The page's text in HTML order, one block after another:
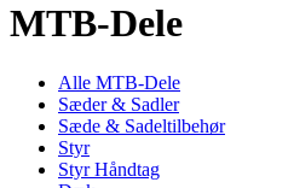
MTB-Dele
Alle MTB-Dele
Sæder & Sadler
Sæde & Sadeltilbehør
Styr
Styr Håndtag